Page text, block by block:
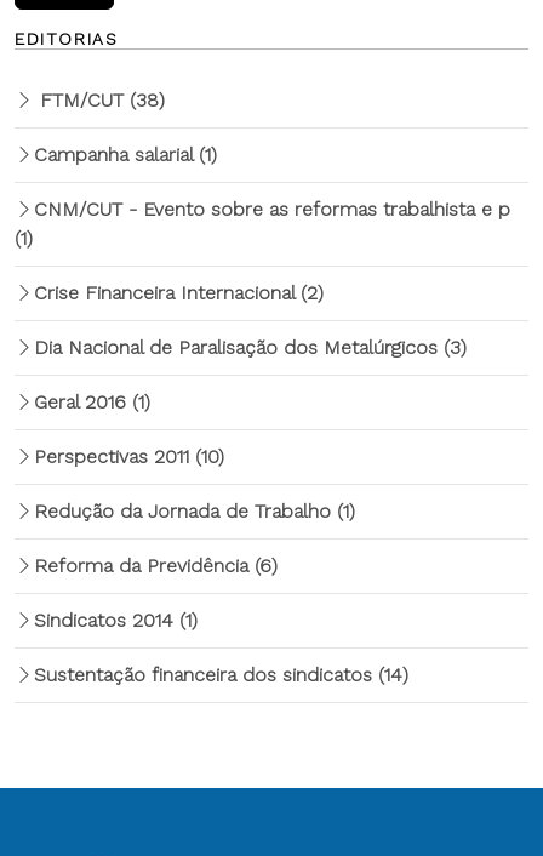
EDITORIAS
FTM/CUT (38)
Campanha salarial (1)
CNM/CUT - Evento sobre as reformas trabalhista e p
(1)
Crise Financeira Internacional (2)
Dia Nacional de Paralisação dos Metalúrgicos (3)
Geral 2016 (1)
Perspectivas 2011 (10)
Redução da Jornada de Trabalho (1)
Reforma da Previdência (6)
Sindicatos 2014 (1)
Sustentação financeira dos sindicatos (14)